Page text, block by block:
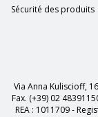
Sécurité des produits
Via Anna Kuliscioff,
Fax. (+39) 02
REA : 1011709 -